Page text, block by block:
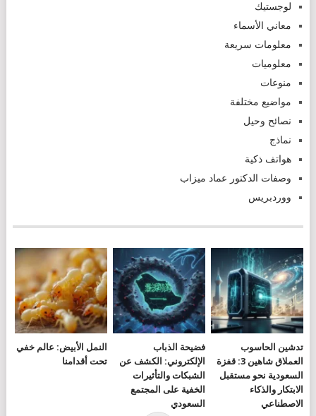
لوجستيك
معاني الأسماء
معلومات سريعة
معلوميات
منوعات
مواضيع مختلفة
نصائح وحيل
نماذج
هواتف ذكية
وصفات الدكتور عماد ميزاب
ووردبريس
تدشين الحاسوب
العملاق شاهين 3: قفزة
السعودية نحو مستقبل
الابتكار والذكاء
الاصطناعي
فضيحة الذباب
الإلكتروني: الكشف عن
الشبكات والتأثيرات
الخفية على المجتمع
السعودي
النمل الأبيض: عالم خفي
تحت أقدامنا